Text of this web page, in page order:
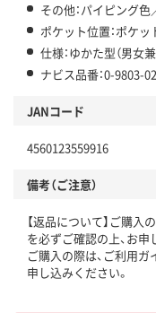
その他：パイピング色
ポケット位置：ポケッ
仕様：ゆかた型（男女兼
ナビス品番：0-9803-02
JANコード
4560123559916
備考（ご注意）
【返品について】ご購入
を必ずご確認の上、お申
ご購入の際は、ご利用ガ
申し込みください。